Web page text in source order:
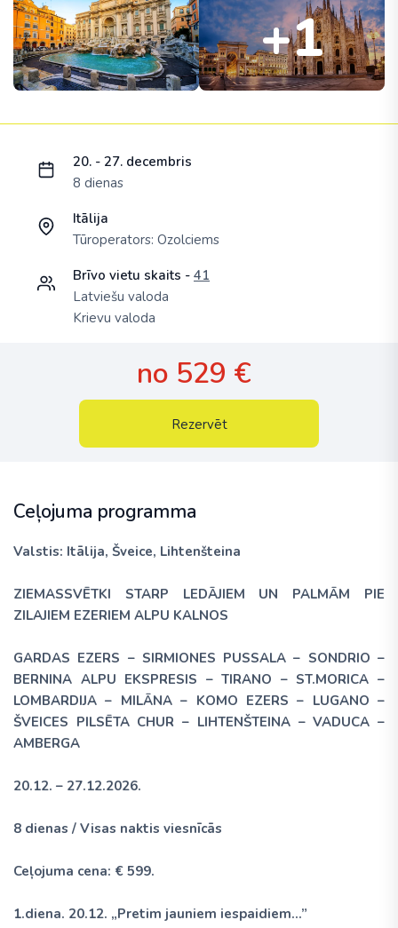
+1
Ceļojuma programma
Valstis: Itālija, Šveice, Lihtenšteina
ZIEMASSVĒTKI STARP LEDĀJIEM UN PALMĀM PIE
ZILAJIEM EZERIEM ALPU KALNOS
GARDAS EZERS – SIRMIONES PUSSALA – SONDRIO –
BERNINA ALPU EKSPRESIS – TIRANO – ST.MORICA –
LOMBARDIJA – MILĀNA – KOMO EZERS – LUGANO –
ŠVEICES PILSĒTA CHUR – LIHTENŠTEINA – VADUCA –
AMBERGA
20.12. – 27.12.2026.
8 dienas / Visas naktis viesnīcās
Ceļojuma cena: € 599.
1.diena. 20.12. „Pretim jauniem iespaidiem…”
20. - 27. decembris
8 dienas
Itālija
Tūroperators: Ozolciems
Brīvo vietu skaits - 41
Latviešu valoda
Krievu valoda
no 529 €
Rezervēt